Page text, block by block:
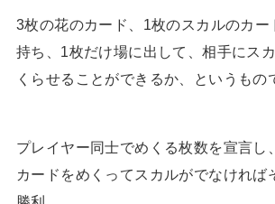
3枚の花のカード、1枚のスカルのカー
持ち、1枚だけ場に出して、相手にス
くらせることができるか、というもの
プレイヤー同士でめくる枚数を宣言し
カードをめくってスカルがでなければ